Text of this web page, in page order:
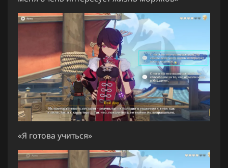
«Я готова учиться»